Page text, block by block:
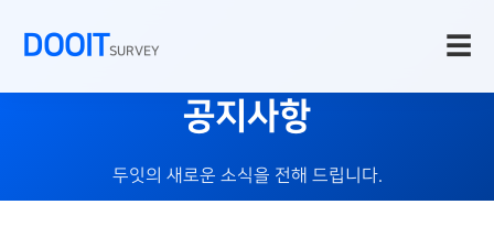
DOOITSURVEY ☰
공지사항
두잇의 새로운 소식을 전해 드립니다.